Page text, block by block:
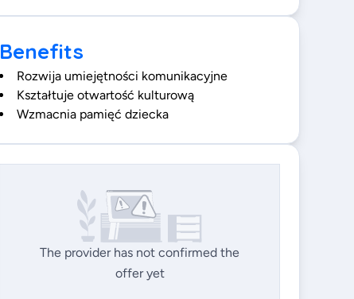
Benefits
Rozwija umiejętności komunikacyjne
Kształtuje otwartość kulturową
Wzmacnia pamięć dziecka
The provider has not confirmed the
offer yet